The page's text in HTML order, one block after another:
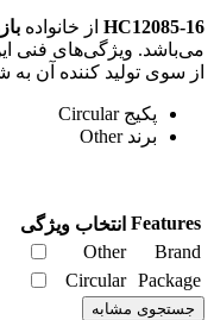
HC12085-16 از خانواده
می‌باشد. ویژگی‌های فنی
از سوی تولید کننده آن
پکیج Circular
برند Other
Features انتخاب ویژگی
Brand
Other
Package
Circular
جستجوی مشابه